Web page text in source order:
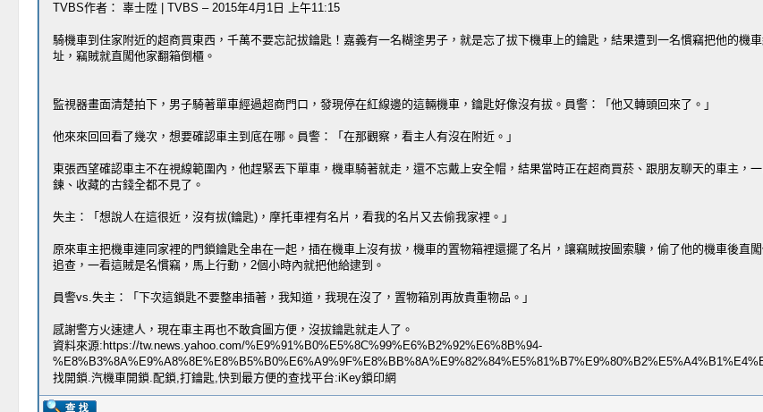
TVBS作者： 辜士陞 | TVBS – 2015年4月1日 上午11:15
騎機車到住家附近的超商買東西，千萬不要忘記拔鑰匙！嘉義有一名糊塗男子，就是忘了拔下機車上的鑰匙，結果遭到一名慣竊把他的機
址，竊賊就直闖他家翻箱倒櫃。
監視器畫面清楚拍下，男子騎著單車經過超商門口，發現停在紅線邊的這輛機車，鑰匙好像沒有拔。員警：「他又轉頭回來了。」
他來來回回看了幾次，想要確認車主到底在哪。員警：「在那觀察，看主人有沒在附近。」
東張西望確認車主不在視線範圍內，他趕緊丟下單車，機車騎著就走，還不忘戴上安全帽，結果當時正在超商買菸、跟朋友聊天的車主，
鍊、收藏的古錢全都不見了。
失主：「想說人在這很近，沒有拔(鑰匙)，摩托車裡有名片，看我的名片又去偷我家裡。」
原來車主把機車連同家裡的門鎖鑰匙全串在一起，插在機車上沒有拔，機車的置物箱裡還擺了名片，讓竊賊按圖索驥，偷了他的機車後直
追查，一看這賊是名慣竊，馬上行動，2個小時內就把他給逮到。
員警vs.失主：「下次這鎖匙不要整串插著，我知道，我現在沒了，置物箱別再放貴重物品。」
感謝警方火速逮人，現在車主再也不敢貪圖方便，沒拔鑰匙就走人了。
資料來源:https://tw.news.yahoo.com/%E9%91%B0%E5%8C%99%E6%B2%92%E6%8B%94-
找開鎖.汽機車開鎖.配鎖,打鑰匙,快到最方便的查找平台:iKey鎖印網